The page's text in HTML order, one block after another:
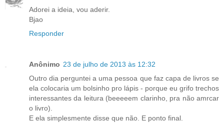
Adorei a ideia, vou aderir.
Bjao
Responder
Anônimo 23 de julho de 2013 às 12:32
Outro dia perguntei a uma pessoa que faz capa de livros se
ela colocaria um bolsinho pro lápis - porque eu grifo trechos
interessantes da leitura (beeeeem clarinho, pra não amrcar
o livro).
E ela simplesmente disse que não. E ponto final.